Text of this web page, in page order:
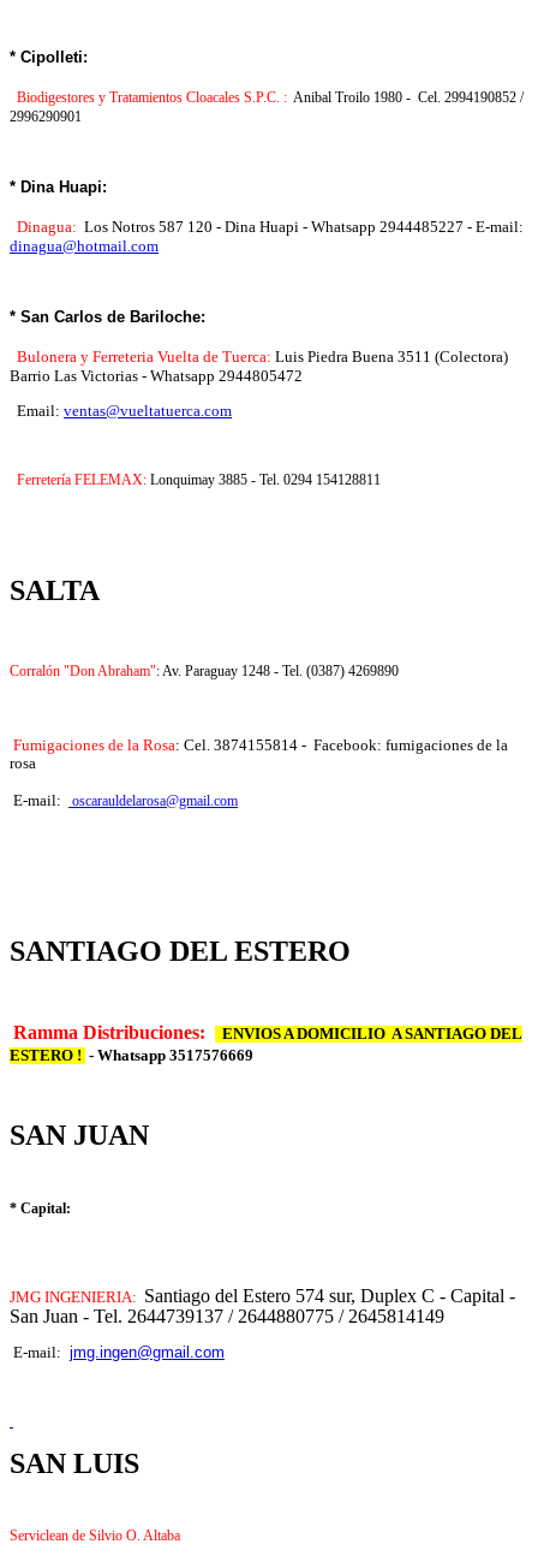
* Cipolleti:
Biodigestores y Tratamientos Cloacales S.P.C. : Anibal Troilo 1980 - Cel. 2994190852 /
2996290901
* Dina Huapi:
Dinagua: Los Notros 587 120 - Dina Huapi - Whatsapp 2944485227 - E-mail:
dinagua@hotmail.com
* San Carlos de Bariloche:
Bulonera y Ferreteria Vuelta de Tuerca: Luis Piedra Buena 3511 (Colectora)
Barrio Las Victorias - Whatsapp 2944805472
Email: ventas@vueltatuerca.com
Ferretería FELEMAX: Lonquimay 3885 - Tel. 0294 154128811
SALTA
Corralón "Don Abraham": Av. Paraguay 1248 - Tel. (0387) 4269890
Fumigaciones de la Rosa: Cel. 3874155814 - Facebook: fumigaciones de la
rosa
E-mail: oscarauldelarosa@gmail.com
SANTIAGO DEL ESTERO
Ramma Distribuciones:
ENVIOS A DOMICILIO A SANTIAGO DEL
ESTERO ! - Whatsapp 3517576669
SAN JUAN
* Capital:
JMG INGENIERIA: Santiago del Estero 574 sur, Duplex C - Capital -
San Juan - Tel. 2644739137 / 2644880775 / 2645814149
E-mail: jmg.ingen@gmail.com
SAN LUIS
Serviclean de Silvio O. Altaba